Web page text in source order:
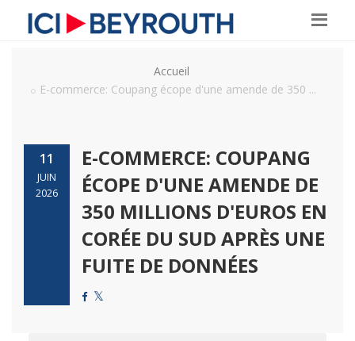
Accueil
E-commerce: Coupang écope d'une amende de 350 ...
11
JUIN
2026
E-COMMERCE: COUPANG
ÉCOPE D'UNE AMENDE DE
350 MILLIONS D'EUROS EN
CORÉE DU SUD APRÈS UNE
FUITE DE DONNÉES